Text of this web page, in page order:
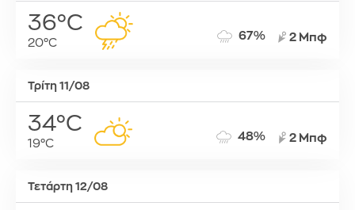
36°C
20°C
67% 2 Μπφ
Τρίτη 11/08
34°C
19°C
48% 2 Μπφ
Τετάρτη 12/08